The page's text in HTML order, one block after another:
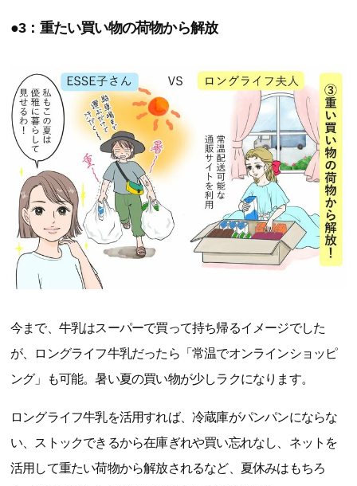
●3：重たい買い物の荷物から解放
今まで、牛乳はスーパーで買って持ち帰るイメージでした
が、ロングライフ牛乳だったら「常温でオンラインショッピ
ング」も可能。暑い夏の買い物が少しラクになります。
ロングライフ牛乳を活用すれば、冷蔵庫がパンパンにならな
い、ストックできるから在庫ぎれや買い忘れなし、ネットを
活用して重たい荷物から解放されるなど、夏休みはもちろ